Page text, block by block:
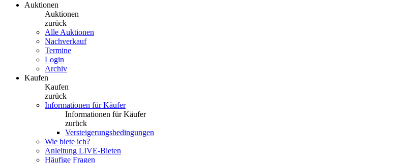
Auktionen
Auktionen
zurück
Alle Auktionen
Nachverkauf
Termine
Login
Archiv
Kaufen
Kaufen
zurück
Informationen für Käufer
Informationen für Käufer
zurück
Versteigerungsbedingungen
Wie biete ich?
Anleitung LIVE-Bieten
Häufige Fragen